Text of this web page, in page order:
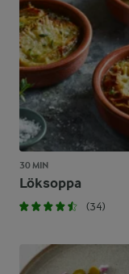
30 MIN
Löksoppa
(34)